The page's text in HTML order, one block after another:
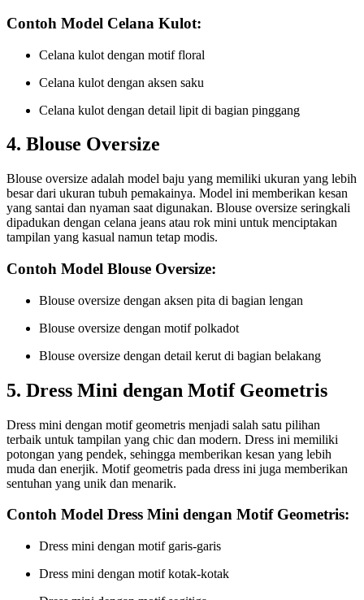
Contoh Model Celana Kulot:
Celana kulot dengan motif floral
Celana kulot dengan aksen saku
Celana kulot dengan detail lipit di bagian pinggang
4. Blouse Oversize
Blouse oversize adalah model baju yang memiliki ukuran yang lebih
besar dari ukuran tubuh pemakainya. Model ini memberikan kesan
yang santai dan nyaman saat digunakan. Blouse oversize seringkali
dipadukan dengan celana jeans atau rok mini untuk menciptakan
tampilan yang kasual namun tetap modis.
Contoh Model Blouse Oversize:
Blouse oversize dengan aksen pita di bagian lengan
Blouse oversize dengan motif polkadot
Blouse oversize dengan detail kerut di bagian belakang
5. Dress Mini dengan Motif Geometris
Dress mini dengan motif geometris menjadi salah satu pilihan
terbaik untuk tampilan yang chic dan modern. Dress ini memiliki
potongan yang pendek, sehingga memberikan kesan yang lebih
muda dan enerjik. Motif geometris pada dress ini juga memberikan
sentuhan yang unik dan menarik.
Contoh Model Dress Mini dengan Motif Geometris:
Dress mini dengan motif garis-garis
Dress mini dengan motif kotak-kotak